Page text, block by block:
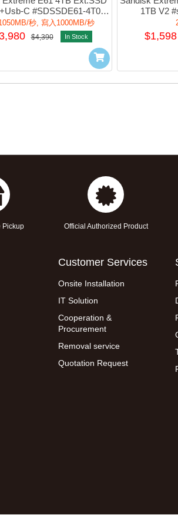
C #SDSSDE61-4T00-
G25(平行進口)
秒, 寫入1000MB/秒
$4,390 In Stock
1TB V2
$1,598
Pickup Official Authorized Product
Customer Services
Onsite Installation
IT Solution
Cooperation &
Procurement
Removal service
Quotation Request